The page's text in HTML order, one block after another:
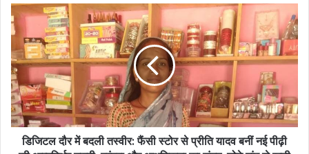
डिजिटल
दौर
में
बदली
तस्वीर:
फैंसी
स्टोर
से
प्रीति
यादवडिजिटल दौर में बदली तस्वीर: फैंसी स्टोर से प्रीति यादव बनीं नई पीढ़ी